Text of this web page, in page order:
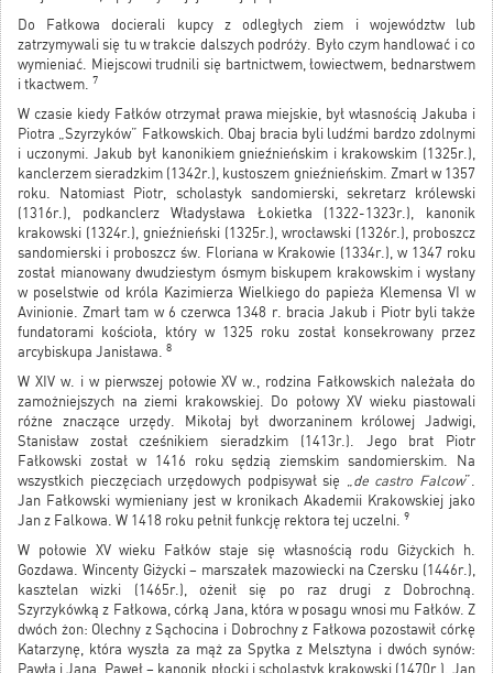
Do Fałkowa docierali kupcy z odległych ziem i województw lub
zatrzymywali się tu w trakcie dalszych podróży. Było czym handlować i co
wymieniać. Miejscowi trudnili się bartnictwem, łowiectwem, bednarstwem
i tkactwem. 7
W czasie kiedy Fałków otrzymał prawa miejskie, był własnością Jakuba i
Piotra „Szyrzyków” Fałkowskich. Obaj bracia byli ludźmi bardzo zdolnymi
i uczonymi. Jakub był kanonikiem gnieźnieńskim i krakowskim (1325r.),
kanclerzem sieradzkim (1342r.), kustoszem gnieźnieńskim. Zmarł w 1357
roku. Natomiast Piotr, scholastyk sandomierski, sekretarz królewski
(1316r.), podkanclerz Władysława Łokietka (1322-1323r.), kanonik
krakowski (1324r.), gnieźnieński (1325r.), wrocławski (1326r.), proboszcz
sandomierski i proboszcz św. Floriana w Krakowie (1334r.), w 1347 roku
został mianowany dwudziestym ósmym biskupem krakowskim i wysłany
w poselstwie od króla Kazimierza Wielkiego do papieża Klemensa VI w
Avinionie. Zmarł tam w 6 czerwca 1348 r. bracia Jakub i Piotr byli także
fundatorami kościoła, który w 1325 roku został konsekrowany przez
arcybiskupa Janisława. 8
W XIV w. i w pierwszej połowie XV w., rodzina Fałkowskich należała do
zamożniejszych na ziemi krakowskiej. Do połowy XV wieku piastowali
różne znaczące urzędy. Mikołaj był dworzaninem królowej Jadwigi,
Stanisław został cześnikiem sieradzkim (1413r.). Jego brat Piotr
Fałkowski został w 1416 roku sędzią ziemskim sandomierskim. Na
wszystkich pieczęciach urzędowych podpisywał się „de castro Falcow”.
Jan Fałkowski wymieniany jest w kronikach Akademii Krakowskiej jako
Jan z Falkowa. W 1418 roku pełnił funkcję rektora tej uczelni. 9
W połowie XV wieku Fałków staje się własnością rodu Giżyckich h.
Gozdawa. Wincenty Giżycki – marszałek mazowiecki na Czersku (1446r.),
kasztelan wizki (1465r.), ożenił się po raz drugi z Dobrochną.
Szyrzykówką z Fałkowa, córką Jana, która w posagu wnosi mu Fałków. Z
dwóch żon: Olechny z Sąchocina i Dobrochny z Fałkowa pozostawił córkę
Katarzynę, która wyszła za mąż za Spytka z Melsztyna i dwóch synów:
Pawła i Jana. Paweł – kanonik płocki i scholastyk krakowski (1470r.). Jan